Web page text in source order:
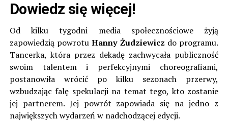
Dowiedz się więcej!
Od kilku tygodni media społecznościowe żyją
zapowiedzią powrotuHanny Żudziewicz do programu.
Tancerka, która przez dekadę zachwycała publiczność
swoim talentem i perfekcyjnymi choreografiami,
postanowiła wrócić po kilku sezonach przerwy,
wzbudzając falę spekulacji na temat tego, kto zostanie
jej partnerem. Jej powrót zapowiada się na jedno z
największych wydarzeń w nadchodzącej edycji.